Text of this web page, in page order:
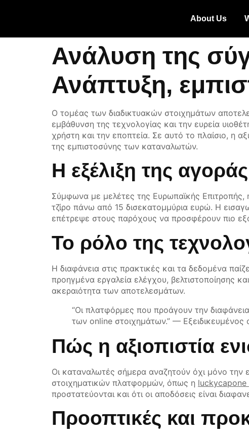
About Us
Ανάλυση της
Ανάπτυξη,
Ο τομέας των διαδικτυακών στοιχημάτων
εμβάθυνση της τεχνολογίας και την ευρεία
χρήστη και την εποπτεία. Σε αυτό το πλαίσιο, η
της εμπιστοσύνης των καταναλωτών.
Η εξέλιξη της
Σύμφωνα με μελέτες της Ευρωπαϊκής Επιτροπής,
τζίρο πάνω από 15 δισεκατομμύρια ευρώ. Η
επέτρεψε στους παρόχους να προσφέρουν πιο
Το ρόλο της
Η διαφάνεια στις πρακτικές και τα δεδομένα
προηγμένα εργαλεία ελέγχου, βελτιστοποίησης
ακεραιότητα των αποτελεσμάτων.
“Οι πλατφόρμες που προάγουν την
των online στοιχημάτων.” — Εξειδικευμένος
Πώς η αξιοπιστία
Οι καταναλωτές σήμερα αναζητούν όχι μόνο την
στοιχηματικών πλατφορμών, όπως η luckycapone
προστατεύονται και ότι οι αποδόσεις είναι
Προοπτικές και